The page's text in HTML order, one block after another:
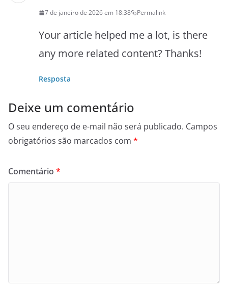
7 de janeiro de 2026 em 18:38 Permalink
Your article helped me a lot, is there
any more related content? Thanks!
Resposta
Deixe um comentário
O seu endereço de e-mail não será publicado. Campos
obrigatórios são marcados com *
Comentário *